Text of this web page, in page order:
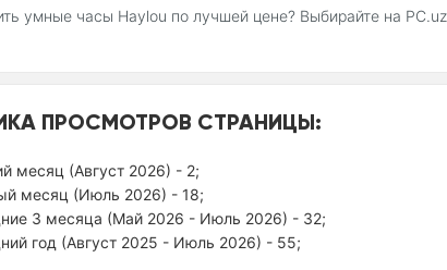
умные часы Haylou по лучшей цене? Выбирайте на
ПРОСМОТРОВ СТРАНИЦЫ:
месяц (Август 2026) - 2;
месяц (Июль 2026) - 18;
3 месяца (Май 2026 - Июль 2026) - 32;
год (Август 2025 - Июль 2026) - 55;